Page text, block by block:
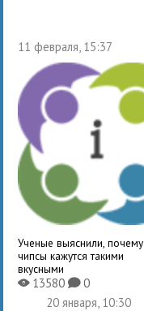
11 февраля, 15:37
Ученые выяснили, почему
чипсы кажутся такими
вкусными
X13580K0
20 января, 10:30